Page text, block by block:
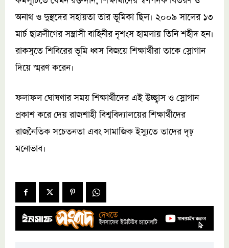
অনাথ ও দুস্থদের সহায়তা তার ভূমিকা ছিল। ২০০৯ সালের ১৩
মার্চ ছাত্রলীগের সন্ত্রাসী বাহিনীর নৃশংস হামলায় তিনি শহীদ হন।
রাকসুতে শিবিরের ভূমি ধ্বস বিজয়ে শিক্ষার্থীরা তাকে স্লোগান
দিয়ে স্মরণ করেন।
ফলাফল ঘোষণার সময় শিক্ষার্থীদের এই উচ্ছ্বাস ও স্লোগান
প্রকাশ করে দেয় রাজশাহী বিশ্ববিদ্যালয়ের শিক্ষার্থীদের
রাজনৈতিক সচেতনতা এবং সামাজিক ইস্যুতে তাদের দৃঢ়
মনোভাব।